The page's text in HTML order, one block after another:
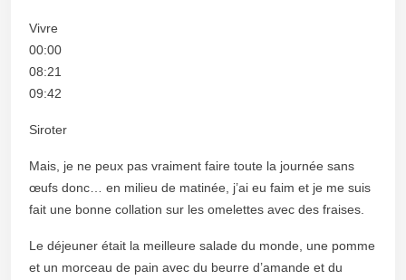
Vivre
00:00
08:21
09:42
Siroter
Mais, je ne peux pas vraiment faire toute la journée sans
œufs donc… en milieu de matinée, j’ai eu faim et je me suis
fait une bonne collation sur les omelettes avec des fraises.
Le déjeuner était la meilleure salade du monde, une pomme
et un morceau de pain avec du beurre d’amande et du